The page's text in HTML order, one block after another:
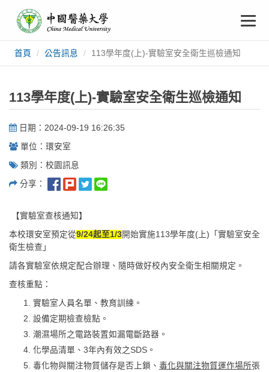
要
容
中
國
醫
藥
大
學
首頁 公告訊息 113學年度(上)-實驗室安全衛生巡檢通知
113學年度(上)-實驗室安全衛生巡檢通知
日期：2024-09-19 16:26:35
單位：環安室
類別：校園訊息
分享：
【實驗室查核通知】
本校環安室預定從9/24起至1/3開始實施113學年度(上)「實驗室安全
衛生檢查」
請各實驗室依規定配合辦理、隨時做好校內安全衛生相關規定。
查核重點：
實驗室人員名單、教育訓練。
設備定期檢查檢點。
潮濕場所之電路裝置如漏電斷路器。
化學品清單、3年內有效之SDS。
毒化物與關注物質儲存是否上鎖、 毒化與關注物質運作場所張